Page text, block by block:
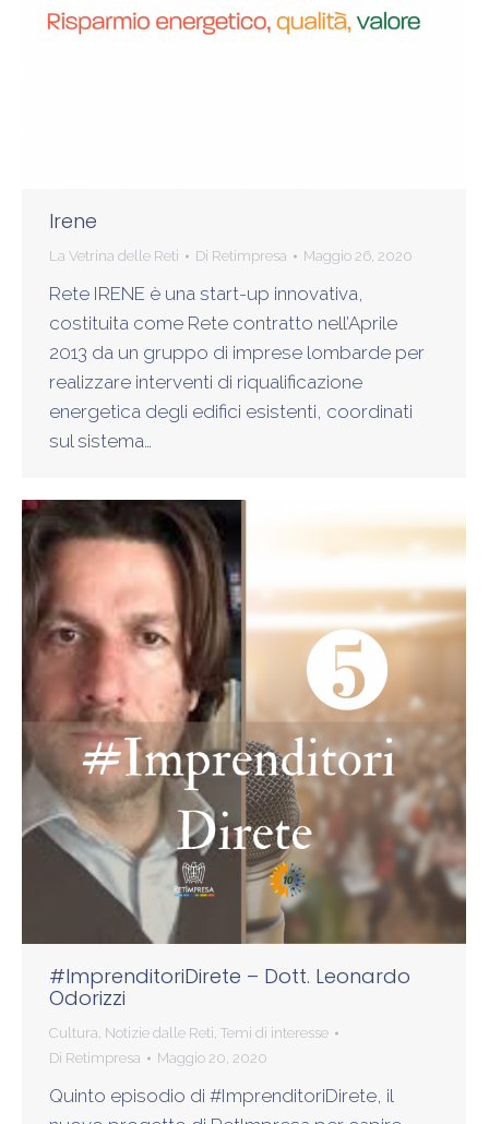
Irene
La Vetrina delle Reti Di Retimpresa Maggio 26, 2020
Rete IRENE è una start-up innovativa,
costituita come Rete contratto nell’Aprile
2013 da un gruppo di imprese lombarde per
realizzare interventi di riqualificazione
energetica degli edifici esistenti, coordinati
sul sistema…
#ImprenditoriDirete – Dott. Leonardo
Odorizzi
Cultura, Notizie dalle Reti, Temi di interesse
Di Retimpresa Maggio 20, 2020
Quinto episodio di #ImprenditoriDirete, il